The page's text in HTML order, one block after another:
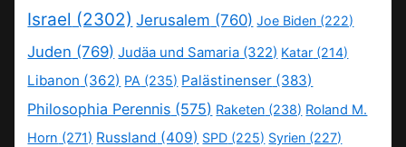
Israel (2302) Jerusalem (760) Joe Biden (222)
Juden (769) Judäa und Samaria (322) Katar (214)
Libanon (362) PA (235) Palästinenser (383)
Philosophia Perennis (575) Raketen (238) Roland M.
Horn (271) Russland (409) SPD (225) Syrien (227)